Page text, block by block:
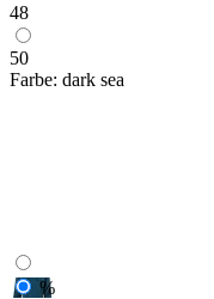
48
50
Farbe: dark sea
%